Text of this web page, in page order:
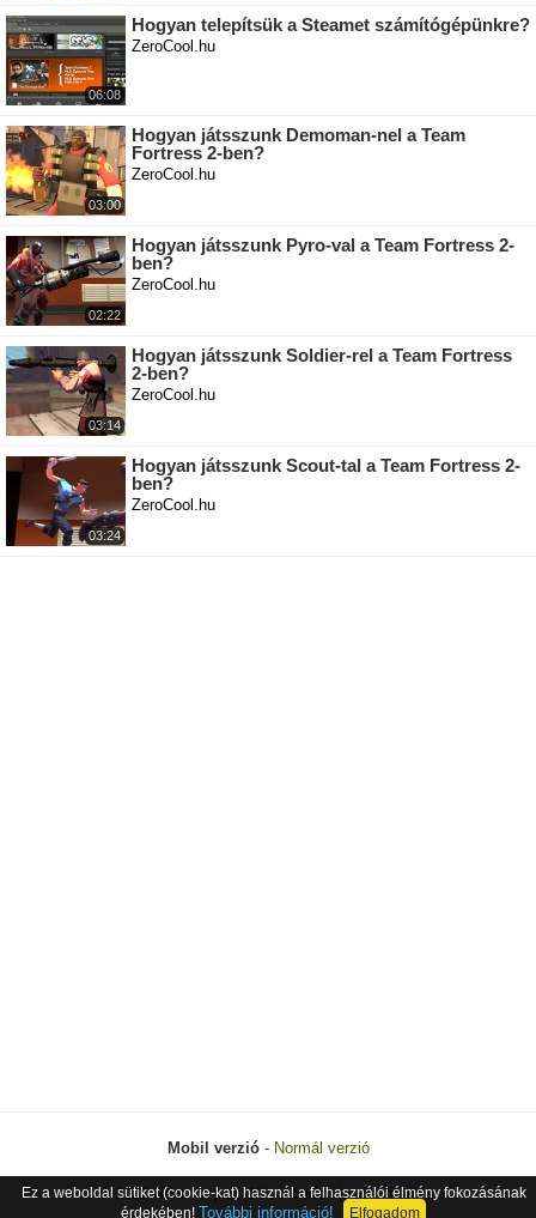
06:08
Hogyan telepítsük a Steamet számítógépünkre?
ZeroCool.hu
03:00
Hogyan játsszunk Demoman-nel a Team
Fortress 2-ben?
ZeroCool.hu
02:22
Hogyan játsszunk Pyro-val a Team Fortress 2-
ben?
ZeroCool.hu
03:14
Hogyan játsszunk Soldier-rel a Team Fortress
2-ben?
ZeroCool.hu
03:24
Hogyan játsszunk Scout-tal a Team Fortress 2-
ben?
ZeroCool.hu
Mobil verzió- Normál verzió
© 2026 Next Project Kft. - Minden jog fenntartva.
Ez a weboldal sütiket (cookie-kat) használ a felhasználói élmény fokozásának
érdekében! További információ! Elfogadom